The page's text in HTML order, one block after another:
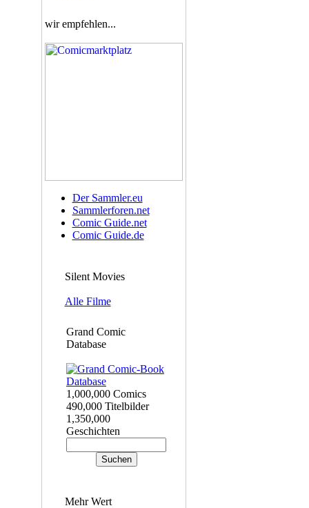
wir empfehlen...
Der Sammler.eu
Sammlerforen.net
Comic Guide.net
Comic Guide.de
Silent Movies
Alle Filme
Grand Comic
Database
1,000,000 Comics
490,000 Titelbilder
1,350,000
Geschichten
Mehr Wert